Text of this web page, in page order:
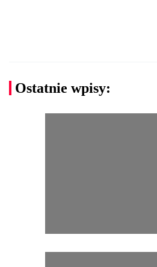
Ostatnie wpisy: